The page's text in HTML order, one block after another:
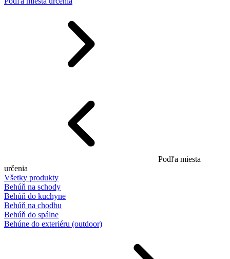
Podľa miesta
určenia
Všetky produkty
Behúň na schody
Behúň do kuchyne
Behúň na chodbu
Behúň do spálne
Behúne do exteriéru (outdoor)